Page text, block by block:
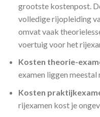
grootste kostenpost.
volledige rijopleiding
omvat vaak
voertuig voor het
Kosten theorie-
examen liggen
Kosten
rijexamen kost je